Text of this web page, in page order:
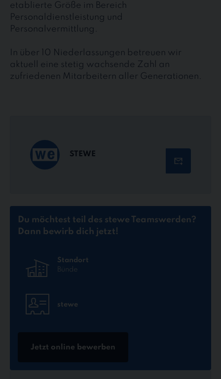
etablierte Größe im Bereich
Personaldienstleistung und
Personalvermittlung.
In über 10 Niederlassungen betreuen wir
aktuell eine stetig wachsende Zahl an
zufriedenen Mitarbeitern aller Generationen.
STEWE
Du möchtest teil des stewe Teamswerden?
Dann bewirb dich jetzt!
Standort
Bünde
stewe
Jetzt online bewerben